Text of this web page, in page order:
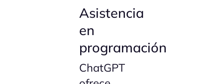
Asistencia
en
programación
ChatGPT